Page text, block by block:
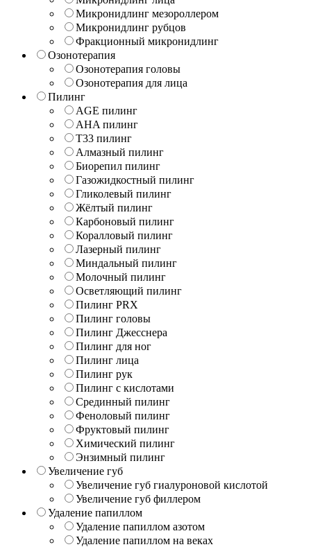
Микронидлинг мезороллером
Микронидлинг рубцов
Фракционный микронидлинг
Озонотерапия
Озонотерапия головы
Озонотерапия для лица
Пилинг
AGE пилинг
AHA пилинг
T33 пилинг
Алмазный пилинг
Биорепил пилинг
Газожидкостный пилинг
Гликолевый пилинг
Жёлтый пилинг
Карбоновый пилинг
Коралловый пилинг
Лазерный пилинг
Миндальный пилинг
Молочный пилинг
Осветляющий пилинг
Пилинг PRX
Пилинг головы
Пилинг Джесснера
Пилинг для ног
Пилинг лица
Пилинг рук
Пилинг с кислотами
Срединный пилинг
Феноловый пилинг
Фруктовый пилинг
Химический пилинг
Энзимный пилинг
Увеличение губ
Увеличение губ гиалуроновой кислотой
Увеличение губ филлером
Удаление папиллом
Удаление папиллом азотом
Удаление папиллом на веках